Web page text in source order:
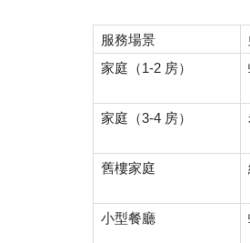
服務場景
家庭（1-2 房）
家庭（3-4 房）
舊樓家庭
小型餐廳